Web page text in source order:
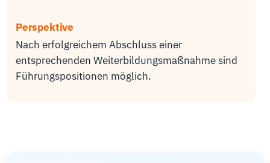
Perspektive
Nach erfolgreichem Abschluss einer
entsprechenden Weiterbildungsmaßnahme sind
Führungspositionen möglich.